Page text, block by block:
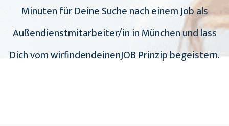
Minuten für Deine Suche nach einem Job als
Außendienstmitarbeiter/in in München und lass
Dich vom wirfindendeinenJOB Prinzip begeistern.